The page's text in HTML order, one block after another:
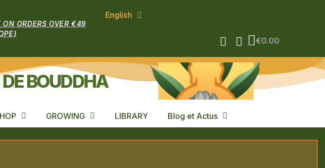
ON ORDERS OVER €49
English
€0.00
BOUDDHA
GROWING LIBRARY Blog et Actus